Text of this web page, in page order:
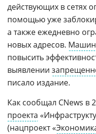
действующих в сетях
помощью уже
а также ежедневно
новых адресов.
повысить
выявлении
писало издание.
Как сообщал CNews в
проекта
(нацпроект «